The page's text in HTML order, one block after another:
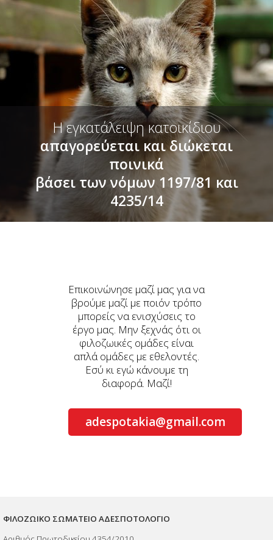
Η εγκατάλειψη κατοικίδιου
απαγορεύεται και διώκεται
ποινικά
βάσει των νόμων 1197/81 και
4235/14
Επικοινώνησε μαζί μας για να
βρούμε μαζί με ποιόν τρόπο
μπορείς να ενισχύσεις το
έργο μας. Μην ξεχνάς ότι οι
φιλοζωικές ομάδες είναι
απλά ομάδες με εθελοντές.
Εσύ κι εγώ κάνουμε τη
διαφορά. Μαζί!
adespotakia@gmail.com
ΦΙΛΟΖΩΙΚΟ ΣΩΜΑΤΕΙΟ ΑΔΕΣΠΟΤΟΛΟΓΙΟ